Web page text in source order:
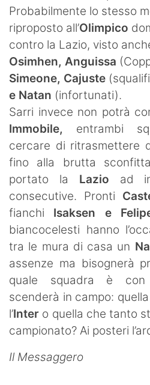
Probabilmente lo stesso
riproposto all’Olimpico
contro la Lazio, visto
Osimhen, Anguissa
Simeone, Cajuste
e Natan (infortunati).
Sarri invece non potrà
Immobile, entrambi
cercare di ritrasmettere
fino alla brutta
portato la Lazio ad
consecutive. Pronti
fianchi Isaksen e
biancocelesti hanno
tra le mura di casa un
assenze ma bisognerà
quale squadra è con
scenderà in campo:
l’Inter o quella che tanto
campionato? Ai posteri
Il Messaggero